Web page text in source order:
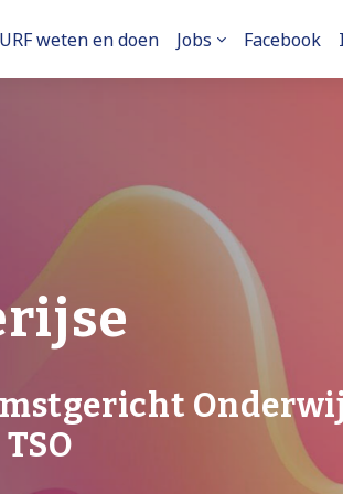
weten en doen Jobs Facebook